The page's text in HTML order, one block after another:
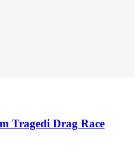
Tragedi Drag Race